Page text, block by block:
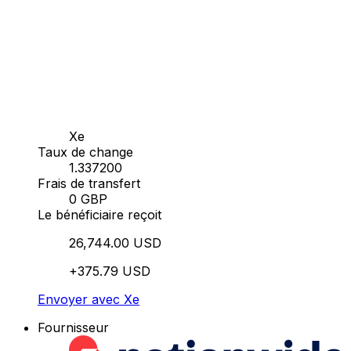
Xe
Taux de change
1.337200
Frais de transfert
0 GBP
Le bénéficiaire reçoit
26,744.00 USD
+375.79 USD
Envoyer avec Xe
Fournisseur